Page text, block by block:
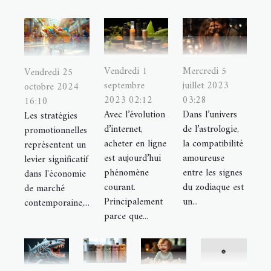
Vendredi 25
octobre 2024
16:10
Les stratégies
promotionnelles
représentent un
levier significatif
dans l'économie
de marché
contemporaine,...
Vendredi 1
septembre
2023 02:12
Avec l’évolution
d’internet,
acheter en ligne
est aujourd’hui
phénomène
courant.
Principalement
parce que...
Mercredi 5
juillet 2023
03:28
Dans l’univers
de l’astrologie,
la compatibilité
amoureuse
entre les signes
du zodiaque est
un...